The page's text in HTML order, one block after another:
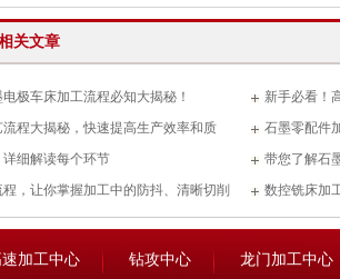
关文章
极车床加工流程必知大揭秘！
新手必看！
程大揭秘，快速提高生产效率和质
石墨零配件
细解读每个环节
带您了解石
，让你掌握加工中的防抖、清晰切削
数控铣床加
过
加工中心 钻攻中心 龙门加工中心